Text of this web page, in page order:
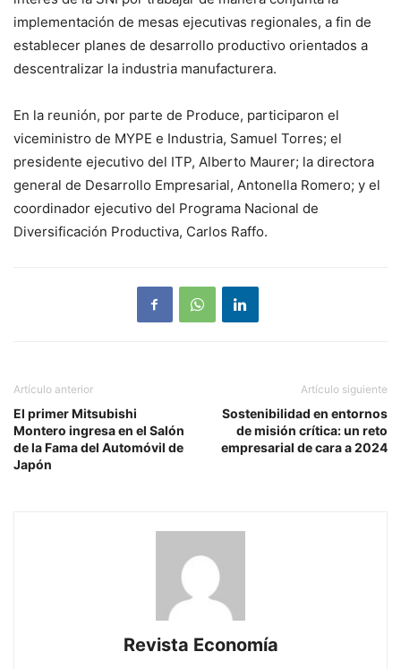
implementación de mesas ejecutivas regionales, a fin de
establecer planes de desarrollo productivo orientados a
descentralizar la industria manufacturera.
En la reunión, por parte de Produce, participaron el
viceministro de MYPE e Industria, Samuel Torres; el
presidente ejecutivo del ITP, Alberto Maurer; la directora
general de Desarrollo Empresarial, Antonella Romero; y el
coordinador ejecutivo del Programa Nacional de
Diversificación Productiva, Carlos Raffo.
Artículo anterior
El primer Mitsubishi
Montero ingresa en el Salón
de la Fama del Automóvil de
Japón
Artículo siguiente
Sostenibilidad en entornos
de misión crítica: un reto
empresarial de cara a 2024
Revista Economía